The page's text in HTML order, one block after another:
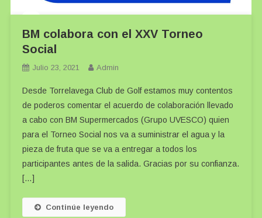
BM colabora con el XXV Torneo
Social
Julio 23, 2021 Admin
Desde Torrelavega Club de Golf estamos muy contentos
de poderos comentar el acuerdo de colaboración llevado
a cabo con BM Supermercados (Grupo UVESCO) quien
para el Torneo Social nos va a suministrar el agua y la
pieza de fruta que se va a entregar a todos los
participantes antes de la salida. Gracias por su confianza.
[…]
Continúe leyendo